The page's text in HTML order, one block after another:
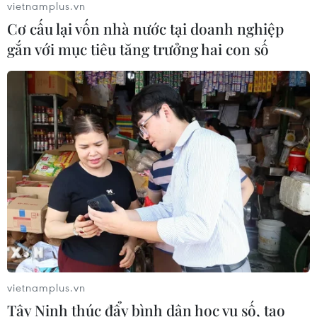
Đề xuất 5 nhóm chính sách sửa đổi
Luật Trưng mua, trưng dụng tài sản
04/08/2026 11:56
UBS bị phạt 125 triệu USD vì vi phạm
luật chống rửa tiền
04/08/2026 04:58
Xem thêm
vietnamplus.vn
Cơ cấu lại vốn nhà nước tại doanh nghiệp
gắn với mục tiêu tăng trưởng hai con số
vietnamplus.vn
Tây Ninh thúc đẩy bình dân học vụ số, tạo